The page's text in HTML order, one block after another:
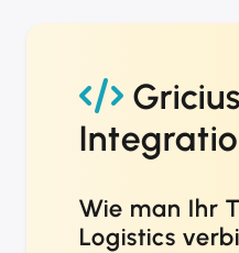
Wie man Ihr
Logistics